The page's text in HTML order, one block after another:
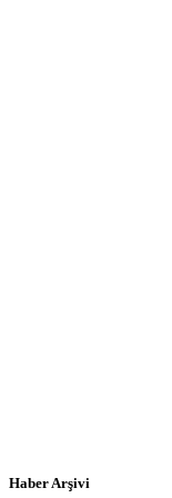
Haber Arşivi